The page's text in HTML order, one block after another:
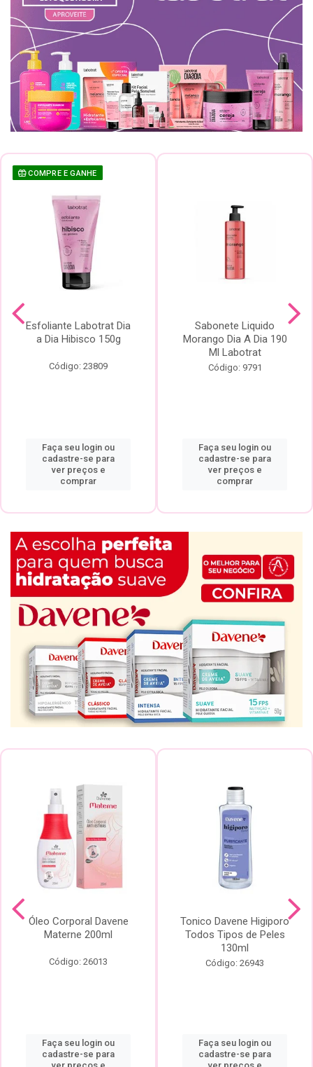
COMPRE E GANHE
Esfoliante Labotrat Dia
a Dia Hibisco 150g
Código: 23809
Faça seu login ou
cadastre-se para
ver preços e
comprar
Sabonete Liquido
Morango Dia A Dia 190
Ml Labotrat
Código: 9791
Faça seu login ou
cadastre-se para
ver preços e
comprar
Óleo Corporal Davene
Materne 200ml
Código: 26013
Faça seu login ou
cadastre-se para
Tonico Davene Higiporo
Todos Tipos de Peles
130ml
Código: 26943
Faça seu login ou
cadastre-se para